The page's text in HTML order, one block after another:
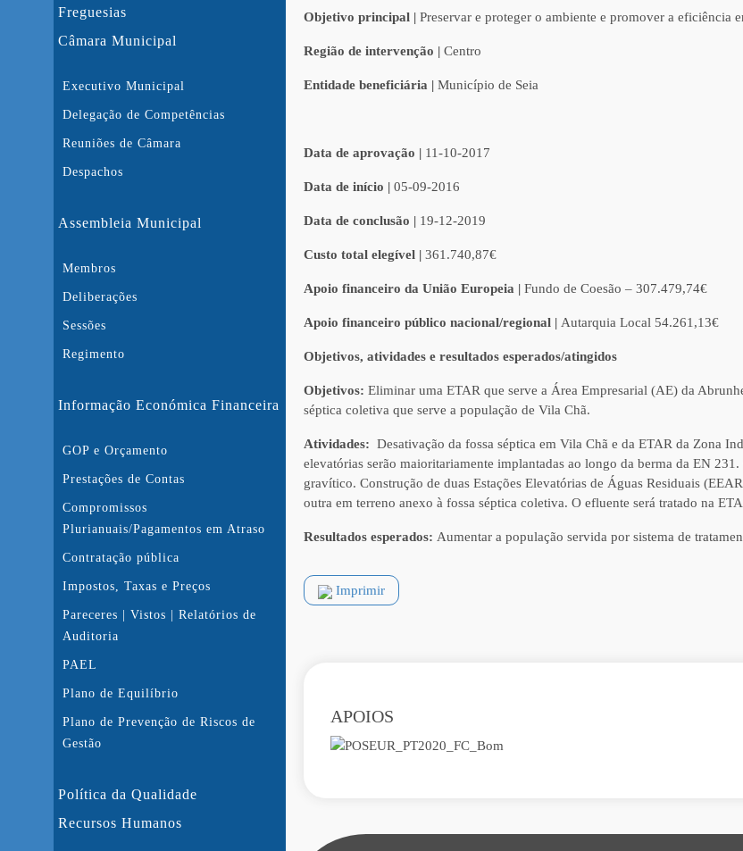
Freguesias
Câmara Municipal
Executivo Municipal
Delegação de Competências
Reuniões de Câmara
Despachos
Assembleia Municipal
Membros
Deliberações
Sessões
Regimento
Informação Económica Financeira
GOP e Orçamento
Prestações de Contas
Compromissos
Plurianuais/Pagamentos em Atraso
Contratação pública
Impostos, Taxas e Preços
Pareceres | Vistos | Relatórios de
Auditoria
PAEL
Plano de Equilíbrio
Plano de Prevenção de Riscos de
Gestão
Política da Qualidade
Recursos Humanos
Objetivo principal | Preservar e proteger o ambiente e promover a eficiência
Região de intervenção | Centro
Entidade beneficiária | Município de Seia
Data de aprovação | 11-10-2017
Data de início | 05-09-2016
Data de conclusão | 19-12-2019
Custo total elegível | 361.740,87€
Apoio financeiro da União Europeia | Fundo de Coesão – 307.479,74€
Apoio financeiro público nacional/regional | Autarquia Local 54.261,13€
Objetivos, atividades e resultados esperados/atingidos
Objetivos: Eliminar uma ETAR que serve a Área Empresarial (AE) da
séptica coletiva que serve a população de Vila Chã.
Atividades: Desativação da fossa séptica em Vila Chã e da ETAR da Zona
elevatórias serão maioritariamente implantadas ao longo da berma da EN
gravítico. Construção de duas Estações Elevatórias de Águas Residuais
outra em terreno anexo à fossa séptica coletiva. O efluente será tratado na
Resultados esperados: Aumentar a população servida por sistema de
Imprimir
APOIOS